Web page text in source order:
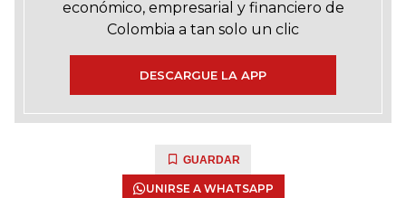
económico, empresarial y financiero de
Colombia a tan solo un clic
DESCARGUE LA APP
GUARDAR
UNIRSE A WHATSAPP